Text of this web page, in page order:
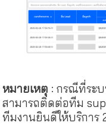
หมายเหตุ : กรณีที่ระ
สามารถติดต่อทีม
ทีมงานยินดีให้บริการ